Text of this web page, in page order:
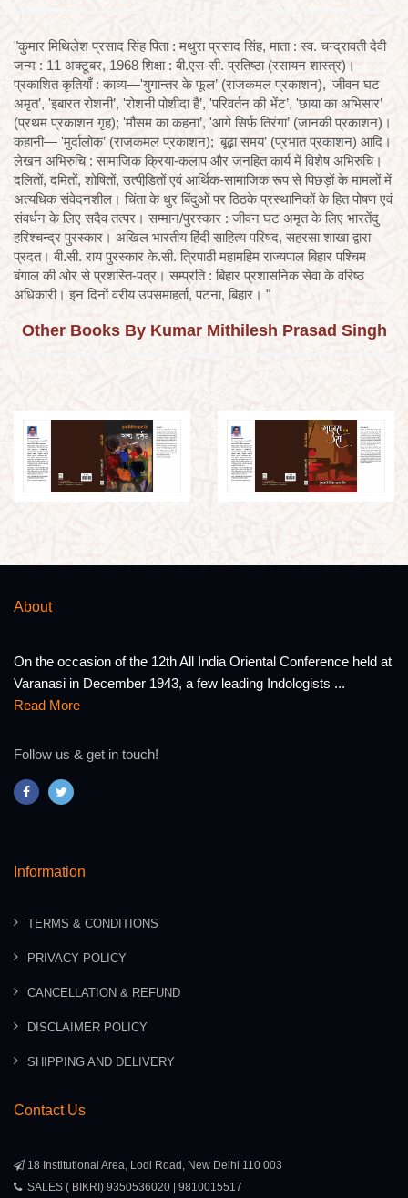
"कुमार मिथिलेश प्रसाद सिंह पिता : मथुरा प्रसाद सिंह, माता : स्व. चन्द्रावती देवी
जन्म : 11 अक्टूबर, 1968 शिक्षा : बी.एस-सी. प्रतिष्ठा (रसायन शास्त्र)।
प्रकाशित कृतियाँ : काव्य—'युगान्तर के फूल’ (राजकमल प्रकाशन), 'जीवन घट
अमृत’, 'इबारत रोशनी’, 'रोशनी पोशीदा है’, 'परिवर्तन की भेंट’, 'छाया का अभिसार’
(प्रथम प्रकाशन गृह); 'मौसम का कहना’, 'आगे सिर्फ तिरंगा’ (जानकी प्रकाशन)।
कहानी— 'मुर्दालोक’ (राजकमल प्रकाशन); 'बूढ़ा समय’ (प्रभात प्रकाशन) आदि।
लेखन अभिरुचि : सामाजिक क्रिया-कलाप और जनहित कार्य में विशेष अभिरुचि।
दलितों, दमितों, शोषितों, उत्पीडि़तों एवं आर्थिक-सामाजिक रूप से पिछड़ों के मामलों में
अत्यधिक संवेदनशील। चिंता के धुर बिंदुओं पर ठिठके प्रस्थानिकों के हित पोषण एवं
संवर्धन के लिए सदैव तत्पर। सम्मान/पुरस्कार : जीवन घट अमृत के लिए भारतेंदु
हरिश्चन्द्र पुरस्कार। अखिल भारतीय हिंदी साहित्य परिषद, सहरसा शाखा द्वारा
प्रदत। बी.सी. राय पुरस्कार के.सी. त्रिपाठी महामहिम राज्यपाल बिहार पश्चिम
बंगाल की ओर से प्रशस्ति-पत्र। सम्प्रति : बिहार प्रशासनिक सेवा के वरिष्ठ
अधिकारी। इन दिनों वरीय उपसमाहर्ता, पटना, बिहार। "
Other Books By Kumar Mithilesh Prasad Singh
About
On the occasion of the 12th All India Oriental Conference held at
Varanasi in December 1943, a few leading Indologists ...
Read More
Follow us & get in touch!
Information
TERMS & CONDITIONS
PRIVACY POLICY
CANCELLATION & REFUND
DISCLAIMER POLICY
SHIPPING AND DELIVERY
Contact Us
18 Institutional Area, Lodi Road, New Delhi 110 003
SALES ( BIKRI) 9350536020 | 9810015517